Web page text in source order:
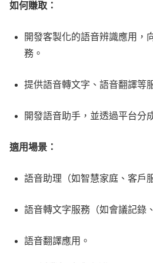
如何賺取：
開發客製化的語音辨識應用，
務。
提供語音轉文字、語音翻譯等
開發語音助手，並透過平台分
適用場景：
語音助理（如智慧家庭、客戶
語音轉文字服務（如會議記錄
語音翻譯應用。